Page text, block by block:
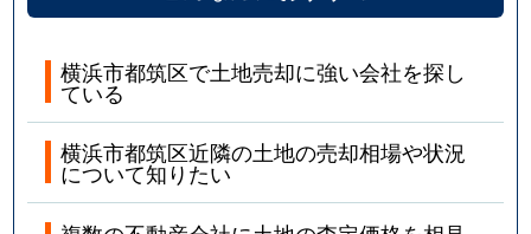
横浜市都筑区で土地売却に強い会社を探し
ている
横浜市都筑区近隣の土地の売却相場や状況
について知りたい